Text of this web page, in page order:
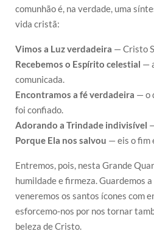
comunhão é, na verdade, uma
vida cristã:
Vimos a Luz verdadeira — Cristo
Recebemos o Espírito celestial —
comunicada.
Encontramos a fé verdadeira — o
foi confiado.
Adorando a Trindade indivisível
Porque Ela nos salvou — eis o fim
Entremos, pois, nesta Grande
humildade e firmeza. Guardemos
veneremos os santos ícones com
esforcemo-nos por nos tornar
beleza de Cristo.